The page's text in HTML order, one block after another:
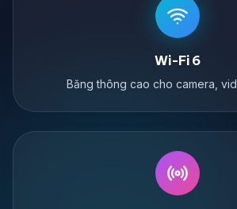
Wi-Fi 6
Băng thông cao cho camera,